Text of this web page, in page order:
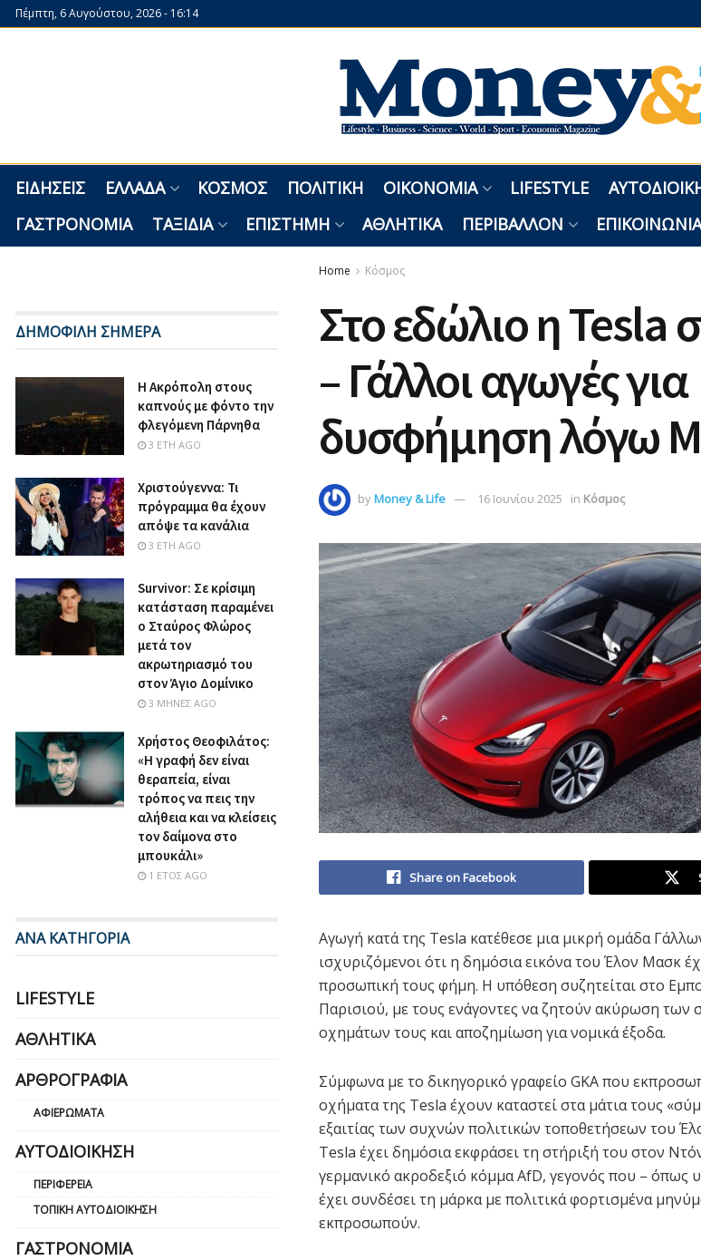
Πέμπτη, 6 Αυγούστου, 2026 - 16:14
ΕΙΔΉΣΕΙΣ ΕΛΛΆΔΑ ΚΌΣΜΟΣ ΠΟΛΙΤΙΚΉ ΟΙΚΟΝΟΜΊΑ LIFESTYLE
ΓΑΣΤΡΟΝΟΜΊΑ
ΤΑΞΊΔΙΑ ΕΠΙΣΤΉΜΗ ΑΘΛΗΤΙΚΆ ΠΕΡΙΒΆΛΛΟΝ ΕΠΙΚΟΙΝΩΝΊΑ
Home Κόσμος
Στο εδώλιο η Tesla
– Γάλλοι αγωγές για
δυσφήμηση λόγω
byMoney & Life 16 Ιουνίου 2025 in Κόσμος
Share on Facebook
Αγωγή κατά της Tesla κατέθεσε μια μικρή ομάδα
ισχυριζόμενοι ότι η δημόσια εικόνα του Έλον Μασκ
προσωπική τους φήμη. Η υπόθεση συζητείται στο
Παρισιού, με τους ενάγοντες να ζητούν ακύρωση
οχημάτων τους και αποζημίωση για νομικά έξοδα.
Σύμφωνα με το δικηγορικό γραφείο GKA που
οχήματα της Tesla έχουν καταστεί στα μάτια τους
εξαιτίας των συχνών πολιτικών τοποθετήσεων του
Tesla έχει δημόσια εκφράσει τη στήριξή του στον
γερμανικό ακροδεξιό κόμμα AfD, γεγονός που – όπως
έχει συνδέσει τη μάρκα με πολιτικά φορτισμένα
εκπροσωπούν.
ΔΗΜΟΦΙΛΗ ΣΗΜΕΡΑ
Η Ακρόπολη στους
καπνούς με φόντο την
φλεγόμενη Πάρνηθα
3 ΈΤΗ AGO
Χριστούγεννα: Τι
πρόγραμμα θα έχουν
απόψε τα κανάλια
3 ΈΤΗ AGO
Survivor: Σε κρίσιμη
κατάσταση παραμένει
ο Σταύρος Φλώρος
μετά τον
ακρωτηριασμό του
στον Άγιο Δομίνικο
3 ΜΉΝΕΣ AGO
Χρήστος Θεοφιλάτος:
«Η γραφή δεν είναι
θεραπεία, είναι
τρόπος να πεις την
αλήθεια και να κλείσεις
τον δαίμονα στο
μπουκάλι»
1 ΈΤΟΣ AGO
ΑΝΑ ΚΑΤΗΓΟΡΙΑ
LIFESTYLE
ΑΘΛΗΤΙΚΆ
ΑΡΘΡΟΓΡΑΦΊΑ
ΑΦΙΕΡΏΜΑΤΑ
ΑΥΤΟΔΙΟΊΚΗΣΗ
ΠΕΡΙΦΈΡΕΙΑ
ΤΟΠΙΚΉ ΑΥΤΟΔΙΟΊΚΗΣΗ
ΓΑΣΤΡΟΝΟΜΊΑ